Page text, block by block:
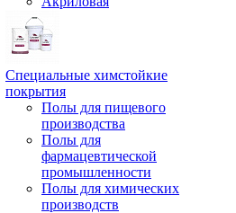
Специальные химстойкие
покрытия
Полы для пищевого
производства
Полы для
фармацевтической
промышленности
Полы для химических
производств